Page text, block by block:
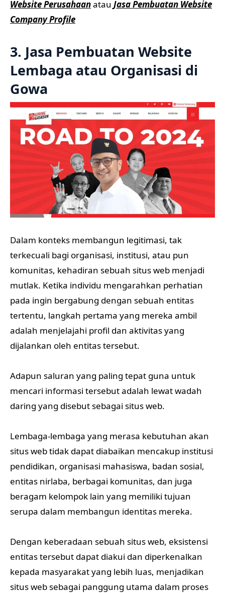
Website Perusahaanatau Jasa Pembuatan Website
Company Profile
3. Jasa Pembuatan Website
Lembaga atau Organisasi di
Gowa
Dalam konteks membangun legitimasi, tak
terkecuali bagi organisasi, institusi, atau pun
komunitas, kehadiran sebuah situs web menjadi
mutlak. Ketika individu mengarahkan perhatian
pada ingin bergabung dengan sebuah entitas
tertentu, langkah pertama yang mereka ambil
adalah menjelajahi profil dan aktivitas yang
dijalankan oleh entitas tersebut.
Adapun saluran yang paling tepat guna untuk
mencari informasi tersebut adalah lewat wadah
daring yang disebut sebagai situs web.
Lembaga-lembaga yang merasa kebutuhan akan
situs web tidak dapat diabaikan mencakup institusi
pendidikan, organisasi mahasiswa, badan sosial,
entitas nirlaba, berbagai komunitas, dan juga
beragam kelompok lain yang memiliki tujuan
serupa dalam membangun identitas mereka.
Dengan keberadaan sebuah situs web, eksistensi
entitas tersebut dapat diakui dan diperkenalkan
kepada masyarakat yang lebih luas, menjadikan
situs web sebagai panggung utama dalam proses